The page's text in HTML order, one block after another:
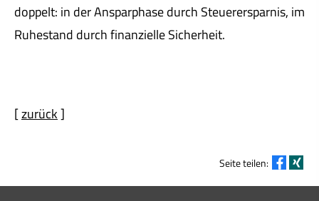
doppelt: in der Ansparphase durch Steuerersparnis, im
Ruhestand durch finanzielle Sicherheit.
[zurück]
Seite teilen: